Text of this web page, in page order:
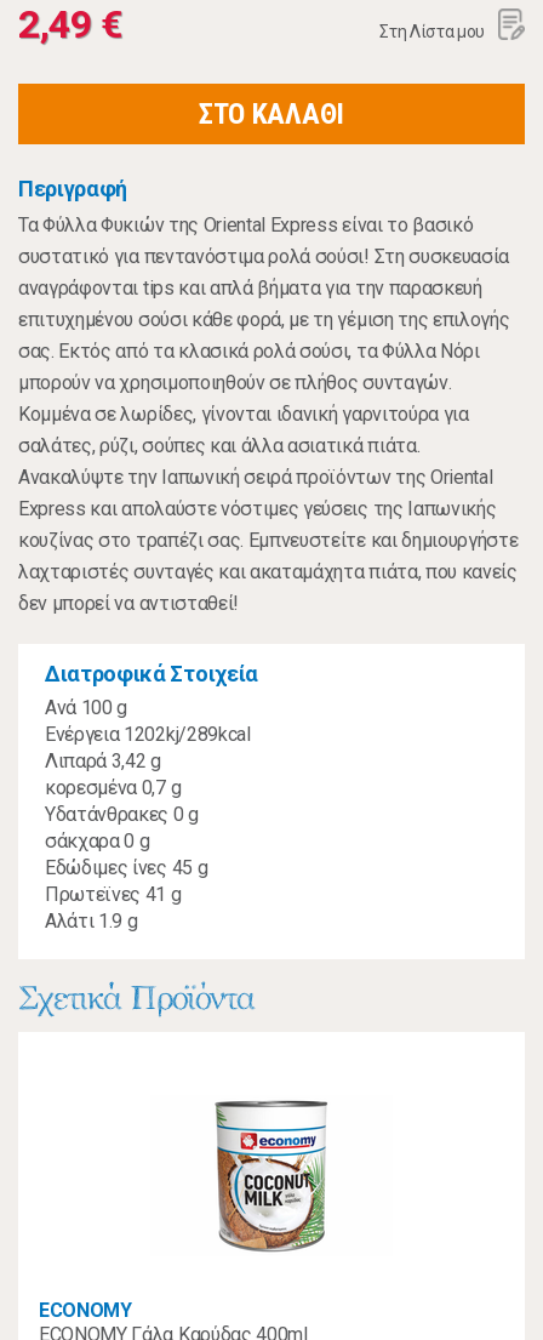
2,49 € Στη Λίστα μου
ΣΤΟ ΚΑΛΑΘΙ
Περιγραφή
Τα Φύλλα Φυκιών της Oriental Express είναι το βασικό
συστατικό για πεντανόστιμα ρολά σούσι! Στη συσκευασία
αναγράφονται tips και απλά βήματα για την παρασκευή
επιτυχημένου σούσι κάθε φορά, με τη γέμιση της επιλογής
σας. Εκτός από τα κλασικά ρολά σούσι, τα Φύλλα Νόρι
μπορούν να χρησιμοποιηθούν σε πλήθος συνταγών.
Κομμένα σε λωρίδες, γίνονται ιδανική γαρνιτούρα για
σαλάτες, ρύζι, σούπες και άλλα ασιατικά πιάτα.
Ανακαλύψτε την Ιαπωνική σειρά προϊόντων της Oriental
Express και απολαύστε νόστιμες γεύσεις της Ιαπωνικής
κουζίνας στο τραπέζι σας. Εμπνευστείτε και δημιουργήστε
λαχταριστές συνταγές και ακαταμάχητα πιάτα, που κανείς
δεν μπορεί να αντισταθεί!
Διατροφικά Στοιχεία
Ανά 100 g
Ενέργεια 1202kj/289kcal
Λιπαρά 3,42 g
κορεσμένα 0,7 g
Υδατάνθρακες 0 g
σάκχαρα 0 g
Εδώδιμες ίνες 45 g
Πρωτεϊνες 41 g
Αλάτι 1.9 g
Σχετικά Προϊόντα
ECONOMY
ECONOMY Γάλα Καρύδας 400ml